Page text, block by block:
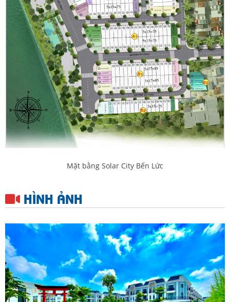
Mặt bằng Solar City Bến Lức
HÌNH ẢNH